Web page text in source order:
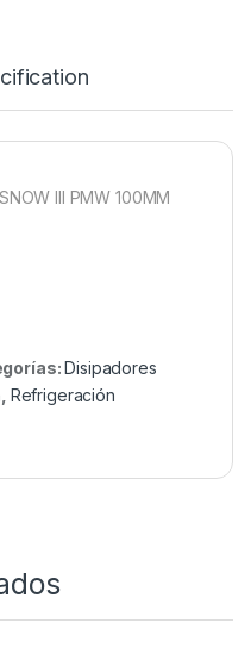
III PMW 100MM
Disipadores
Refrigeración